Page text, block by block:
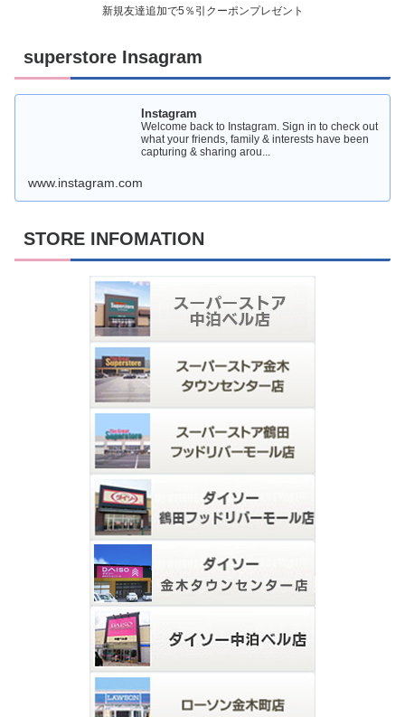
新規友達追加で5％引クーポンプレゼント
superstore Insagram
Instagram
Welcome back to Instagram. Sign in to check out
what your friends, family & interests have been
capturing & sharing arou...
www.instagram.com
STORE INFOMATION